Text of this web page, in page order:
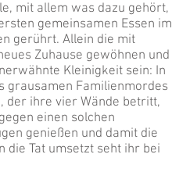
mit allem was dazu gehört,
gemeinsamen Essen im
gerührt. Allein die mit
Zuhause gewöhnen und
Kleinigkeit sein: In
grausamen Familienmordes
der ihre vier Wände betritt,
einen solchen
genießen und damit die
die Tat umsetzt seht ihr bei